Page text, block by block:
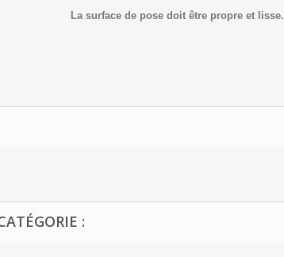
La surface de pose doit être propre et lisse.
: